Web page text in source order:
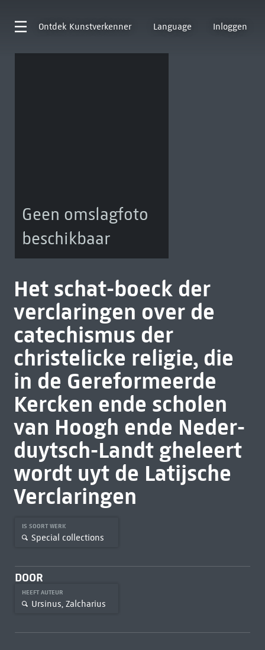
Ontdek Kunstverkenner Language Inloggen
Geen omslagfoto
beschikbaar
Het schat-boeck der
verclaringen over de
catechismus der
christelicke religie, die
in de Gereformeerde
Kercken ende scholen
van Hoogh ende Neder-
duytsch-Landt gheleert
wordt uyt de Latijsche
Verclaringen
IS SOORT WERK
Special collections
DOOR
HEEFT AUTEUR
Ursinus, Zalcharius